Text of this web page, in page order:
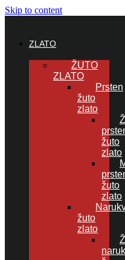
Skip to content
ZLATO
ŽUTO
ZLATO
Prsten
žuto
zlato
žuto
zlato
žuto
zlato
žuto
zlato